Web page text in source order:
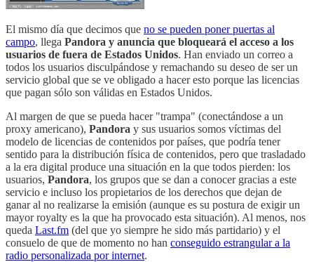
El mismo día que decimos que no se pueden poner puertas al
campo, llega Pandora y anuncia que bloqueará el acceso a los
usuarios de fuera de Estados Unidos. Han enviado un correo a
todos los usuarios disculpándose y remachando su deseo de ser un
servicio global que se ve obligado a hacer esto porque las licencias
que pagan sólo son válidas en Estados Unidos.
Al margen de que se pueda hacer "trampa" (conectándose a un
proxy americano), Pandora y sus usuarios somos víctimas del
modelo de licencias de contenidos por países, que podría tener
sentido para la distribución física de contenidos, pero que trasladado
a la era digital produce una situación en la que todos pierden: los
usuarios, Pandora, los grupos que se dan a conocer gracias a este
servicio e incluso los propietarios de los derechos que dejan de
ganar al no realizarse la emisión (aunque es su postura de exigir un
mayor royalty es la que ha provocado esta situación). Al menos, nos
queda Last.fm (del que yo siempre he sido más partidario) y el
consuelo de que de momento no han conseguido estrangular a la
radio personalizada por internet.